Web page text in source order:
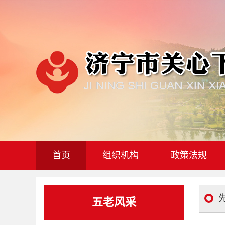
首页 组织机构 政策法规
五老风采